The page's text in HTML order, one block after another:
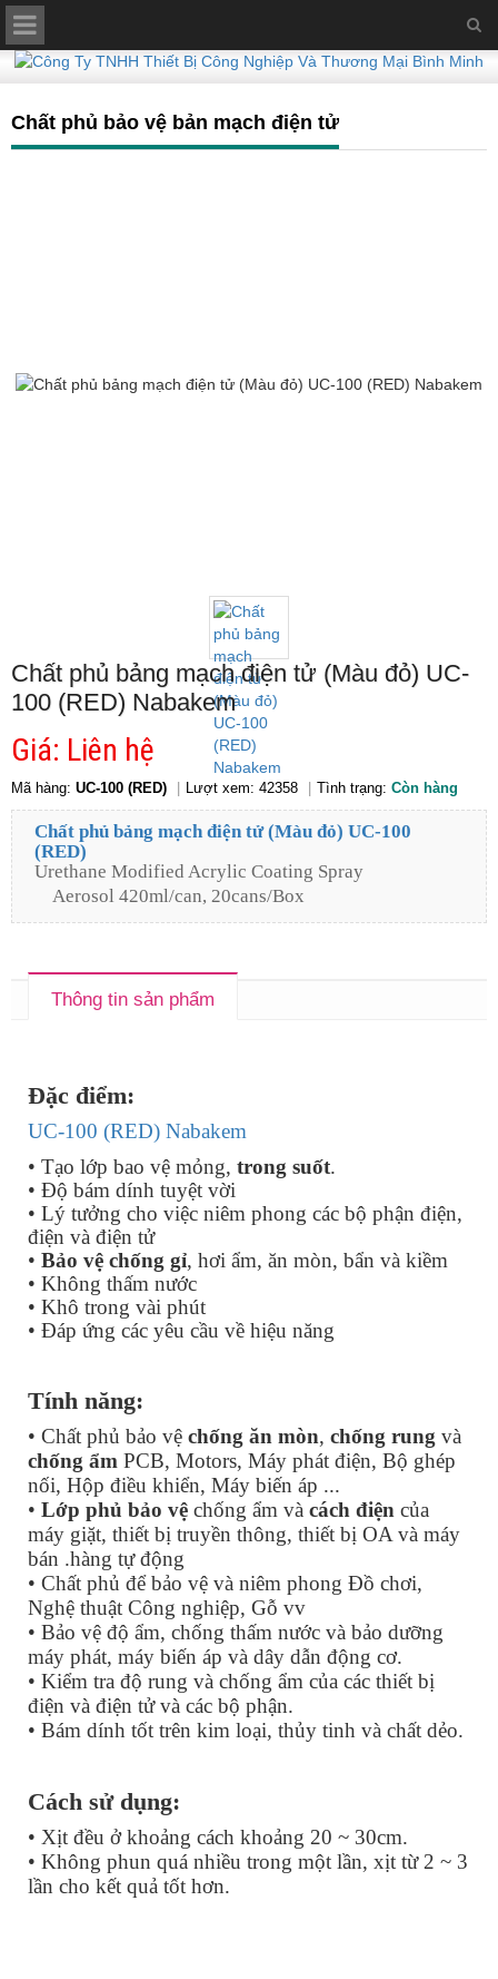
Chất phủ bảo vệ bản mạch điện tử
Chất phủ bảng mạch điện tử (Màu đỏ) UC-
100 (RED) Nabakem
Giá: Liên hệ
Mã hàng: UC-100 (RED) Lượt xem: 42358 Tình trạng: Còn hàng
Chất phủ bảng mạch điện tử (Màu đỏ) UC-100
(RED)
Urethane Modified Acrylic Coating Spray
Aerosol 420ml/can, 20cans/Box
Thông tin sản phẩm
Đặc điểm:
UC-100 (RED) Nabakem
• Tạo lớp bao vệ mỏng, trong suốt.
• Độ bám dính tuyệt vời
• Lý tưởng cho việc niêm phong các bộ phận điện,
điện và điện tử
• Bảo vệ chống gỉ, hơi ẩm, ăn mòn, bẩn và kiềm
• Không thấm nước
• Khô trong vài phút
• Đáp ứng các yêu cầu về hiệu năng
Tính năng:
• Chất phủ bảo vệ chống ăn mòn, chống rung và
chống ẩm PCB, Motors, Máy phát điện, Bộ ghép
nối, Hộp điều khiển, Máy biến áp ...
• Lớp phủ bảo vệ chống ẩm và cách điện của
máy giặt, thiết bị truyền thông, thiết bị OA và máy
bán .hàng tự động
• Chất phủ để bảo vệ và niêm phong Đồ chơi,
Nghệ thuật Công nghiệp, Gỗ vv
• Bảo vệ độ ẩm, chống thấm nước và bảo dưỡng
máy phát, máy biến áp và dây dẫn động cơ.
• Kiểm tra độ rung và chống ẩm của các thiết bị
điện và điện tử và các bộ phận.
• Bám dính tốt trên kim loại, thủy tinh và chất dẻo.
Cách sử dụng:
• Xịt đều ở khoảng cách khoảng 20 ~ 30cm.
• Không phun quá nhiều trong một lần, xịt từ 2 ~ 3
lần cho kết quả tốt hơn.